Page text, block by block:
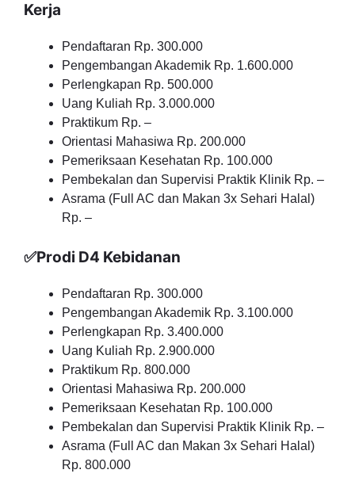
Kerja
Pendaftaran Rp. 300.000
Pengembangan Akademik Rp. 1.600.000
Perlengkapan Rp. 500.000
Uang Kuliah Rp. 3.000.000
Praktikum Rp. –
Orientasi Mahasiwa Rp. 200.000
Pemeriksaan Kesehatan Rp. 100.000
Pembekalan dan Supervisi Praktik Klinik Rp. –
Asrama (Full AC dan Makan 3x Sehari Halal)
Rp. –
✅Prodi D4 Kebidanan
Pendaftaran Rp. 300.000
Pengembangan Akademik Rp. 3.100.000
Perlengkapan Rp. 3.400.000
Uang Kuliah Rp. 2.900.000
Praktikum Rp. 800.000
Orientasi Mahasiwa Rp. 200.000
Pemeriksaan Kesehatan Rp. 100.000
Pembekalan dan Supervisi Praktik Klinik Rp. –
Asrama (Full AC dan Makan 3x Sehari Halal)
Rp. 800.000